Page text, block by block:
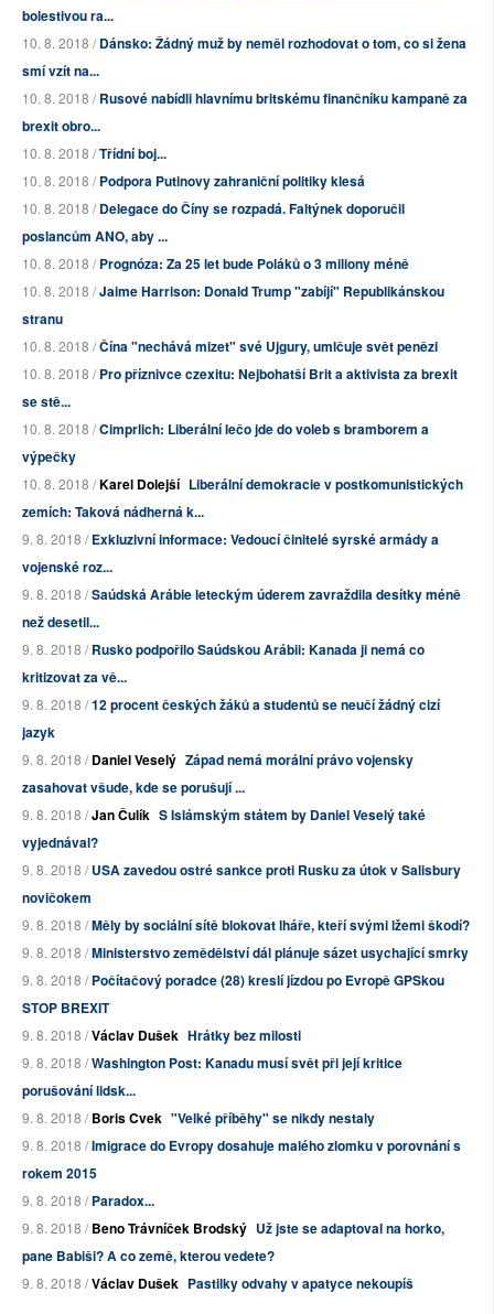
bolestivou ra...
10. 8. 2018 /Dánsko: Žádný muž by neměl rozhodovat o tom, co si žena
smí vzít na...
10. 8. 2018 /Rusové nabídli hlavnímu britskému finančníku kampaně za
brexit obro...
10. 8. 2018 /Třídní boj...
10. 8. 2018 /Podpora Putinovy zahraniční politiky klesá
10. 8. 2018 /Delegace do Číny se rozpadá. Faltýnek doporučil
poslancům ANO, aby ...
10. 8. 2018 /Prognóza: Za 25 let bude Poláků o 3 miliony méně
10. 8. 2018 /Jaime Harrison: Donald Trump "zabíjí" Republikánskou
stranu
10. 8. 2018 /Čína "nechává mizet" své Ujgury, umlčuje svět penězi
10. 8. 2018 /Pro příznivce czexitu: Nejbohatší Brit a aktivista za brexit
se stě...
10. 8. 2018 /Cimprlich: Liberální lečo jde do voleb s bramborem a
výpečky
10. 8. 2018 /Karel Dolejší Liberální demokracie v postkomunistických
zemích: Taková nádherná k...
9. 8. 2018 /Exkluzivní informace: Vedoucí činitelé syrské armády a
vojenské roz...
9. 8. 2018 /Saúdská Arábie leteckým úderem zavraždila desítky méně
než desetil...
9. 8. 2018 /Rusko podpořilo Saúdskou Arábii: Kanada ji nemá co
kritizovat za vě...
9. 8. 2018 /12 procent českých žáků a studentů se neučí žádný cizí
jazyk
9. 8. 2018 /Daniel Veselý Západ nemá morální právo vojensky
zasahovat všude, kde se porušují ...
9. 8. 2018 /Jan Čulík S Islámským státem by Daniel Veselý také
vyjednával?
9. 8. 2018 /USA zavedou ostré sankce proti Rusku za útok v Salisbury
novičokem
9. 8. 2018 /Měly by sociální sítě blokovat lháře, kteří svými lžemi škodí?
9. 8. 2018 /Ministerstvo zemědělství dál plánuje sázet usychající smrky
9. 8. 2018 /Počítačový poradce (28) kreslí jízdou po Evropě GPSkou
STOP BREXIT
9. 8. 2018 /Václav Dušek Hrátky bez milosti
9. 8. 2018 /Washington Post: Kanadu musí svět při její kritice
porušování lidsk...
9. 8. 2018 /Boris Cvek "Velké příběhy" se nikdy nestaly
9. 8. 2018 /Imigrace do Evropy dosahuje malého zlomku v porovnání s
rokem 2015
9. 8. 2018 /Paradox...
9. 8. 2018 /Beno Trávníček Brodský Už jste se adaptoval na horko,
pane Babiši? A co země, kterou vedete?
9. 8. 2018 /Václav Dušek Pastilky odvahy v apatyce nekoupíš